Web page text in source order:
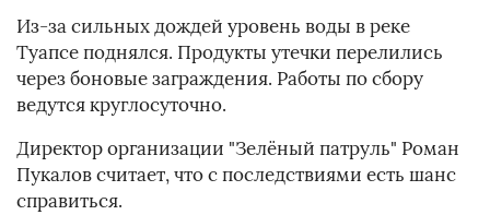
Из-за сильных дождей уровень воды в реке
Туапсе поднялся. Продукты утечки перелились
через боновые заграждения. Работы по сбору
ведутся круглосуточно.
Директор организации "Зелёный патруль" Роман
Пукалов считает, что с последствиями есть шанс
справиться.